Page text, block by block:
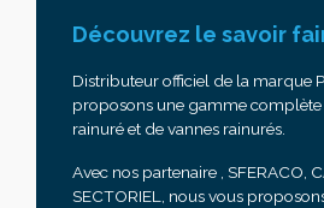
Découvrez le savoir
Distributeur officiel de la marque
proposons une gamme
rainuré et de vannes rainurés.
Avec nos partenaire , SFERACO,
SECTORIEL, nous vous